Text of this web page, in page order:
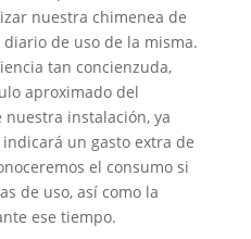
nuestra chimenea de
de uso de la misma.
tan concienzuda,
aproximado del
instalación, ya
un gasto extra de
el consumo si
de uso, así como la
ese tiempo.